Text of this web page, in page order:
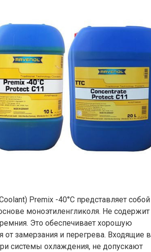
Premix -40°C представляет собой
моноэтиленгликоля. Не содержит
Это обеспечивает хорошую
от замерзания и перегрева. Входящие в
системы охлаждения, не допускают